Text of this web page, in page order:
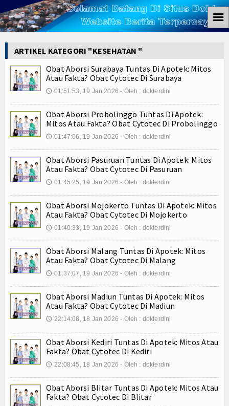
Ham
Koruptor
Ekonomi
Politik
Hukum
Tutorial
Internasional
Teknologi
Album Foto
Agenda
Konsultasi
☰
ARTIKEL KATEGORI "KESEHATAN "
Obat Aborsi Surabaya Tuntas Di Apotek: Mitos
Atau Fakta? Obat Cytotec Di Surabaya
🕔 01:51:53, 19 Jan 2026 - Oleh : dokterdini
Obat Aborsi Probolinggo Tuntas Di Apotek:
Mitos Atau Fakta? Obat Cytotec Di Probolinggo
🕔 01:47:06, 19 Jan 2026 - Oleh : dokterdini
Obat Aborsi Pasuruan Tuntas Di Apotek: Mitos
Atau Fakta? Obat Cytotec Di Pasuruan
🕔 01:45:25, 19 Jan 2026 - Oleh : dokterdini
Obat Aborsi Mojokerto Tuntas Di Apotek: Mitos
Atau Fakta? Obat Cytotec Di Mojokerto
🕔 01:40:33, 19 Jan 2026 - Oleh : dokterdini
Obat Aborsi Malang Tuntas Di Apotek: Mitos
Atau Fakta? Obat Cytotec Di Malang
🕔 01:37:07, 19 Jan 2026 - Oleh : dokterdini
Obat Aborsi Madiun Tuntas Di Apotek: Mitos
Atau Fakta? Obat Cytotec Di Madiun
🕔 22:14:08, 18 Jan 2026 - Oleh : dokterdini
Obat Aborsi Kediri Tuntas Di Apotek: Mitos Atau
Fakta? Obat Cytotec Di Kediri
🕔 22:08:45, 18 Jan 2026 - Oleh : dokterdini
Obat Aborsi Blitar Tuntas Di Apotek: Mitos Atau
Fakta? Obat Cytotec Di Blitar